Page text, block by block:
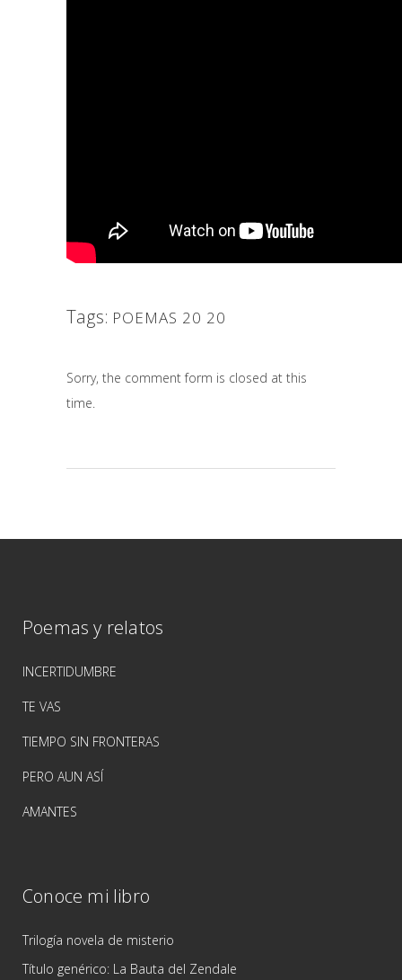
Tags: POEMAS 20 20
Sorry, the comment form is closed at this
time.
Poemas y relatos
INCERTIDUMBRE
TE VAS
TIEMPO SIN FRONTERAS
PERO AUN ASÍ
AMANTES
Conoce mi libro
Trilogía novela de misterio
Título genérico: La Bauta del Zendale